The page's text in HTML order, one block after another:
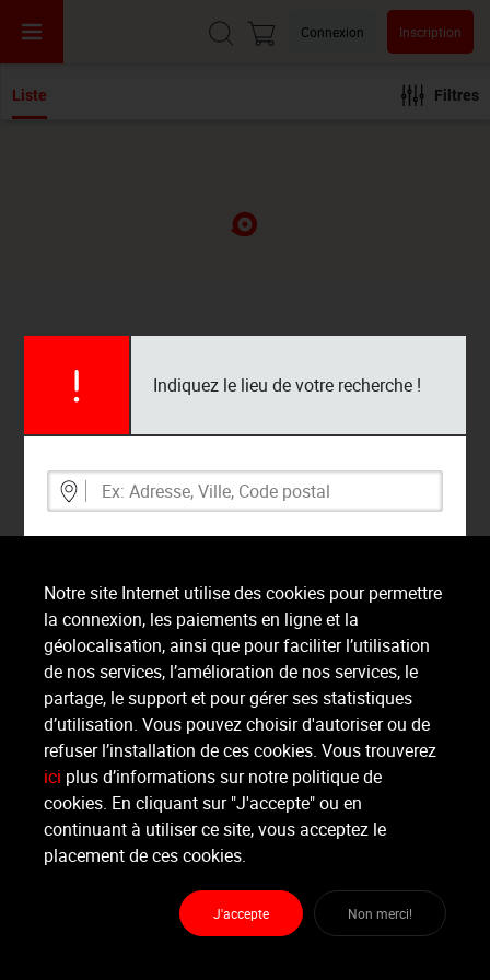
Connexion Inscription
Liste Filtres
Notre site Internet utilise des cookies pour permettre
la connexion, les paiements en ligne et la
géolocalisation, ainsi que pour faciliter l’utilisation
de nos services, l’amélioration de nos services, le
partage, le support et pour gérer ses statistiques
d’utilisation. Vous pouvez choisir d'autoriser ou de
refuser l’installation de ces cookies. Vous trouverez
ici plus d’informations sur notre politique de
cookies. En cliquant sur "J'accepte" ou en
continuant à utiliser ce site, vous acceptez le
placement de ces cookies.
J'accepte Non merci!
Indiquez le lieu de votre recherche !
Annuler Valider